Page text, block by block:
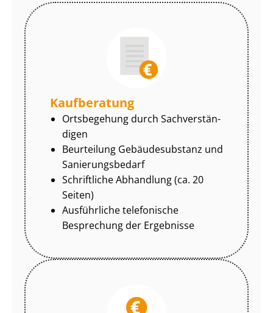
Kaufberatung
Ortsbegehung durch Sach­ver­stän­
di­gen
Beurteilung Gebäudesubstanz und
Sa­nie­rungs­be­darf
Schriftliche Abhandlung (ca. 20
Seiten)
Ausführliche telefonische
Besprechung der Ergebnisse